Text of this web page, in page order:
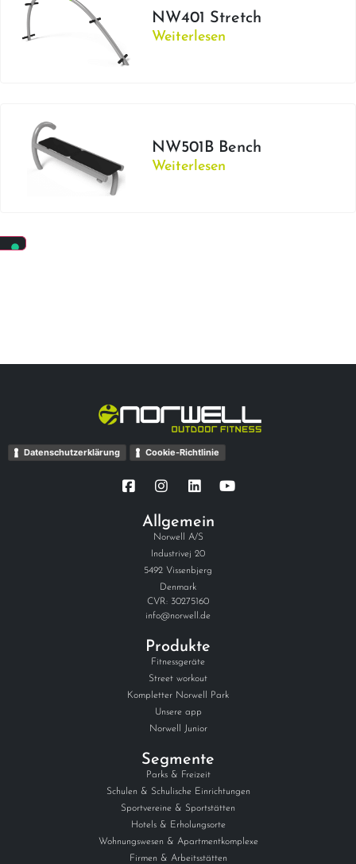
NW401 Stretch
Weiterlesen
NW501B Bench
Weiterlesen
Datenschutzerklärung Cookie-Richtlinie
Allgemein
Norwell A/S
Industrivej 20
5492 Vissenbjerg
Denmark
CVR: 30275160
info@norwell.de
Produkte
Fitnessgeräte
Street workout
Kompletter Norwell Park
Unsere app
Norwell Junior
Segmente
Parks & Freizeit
Schulen & Schulische Einrichtungen
Sportvereine & Sportstätten
Hotels & Erholungsorte
Wohnungswesen & Apartmentkomplexe
Firmen & Arbeitsstätten